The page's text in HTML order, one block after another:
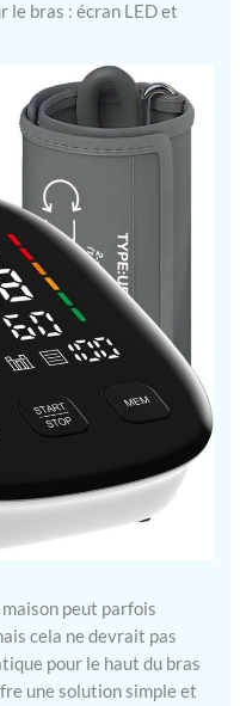
le bras : écran LED et
peut parfois
cela ne devrait pas
pour le haut du bras
une solution simple et